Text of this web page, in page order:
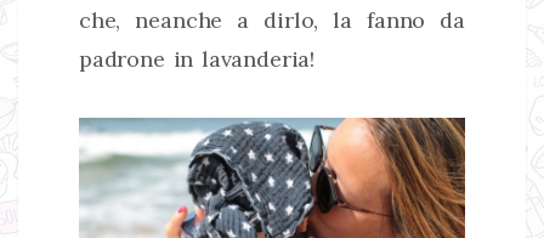
che, neanche a dirlo, la fanno da
padrone in lavanderia!